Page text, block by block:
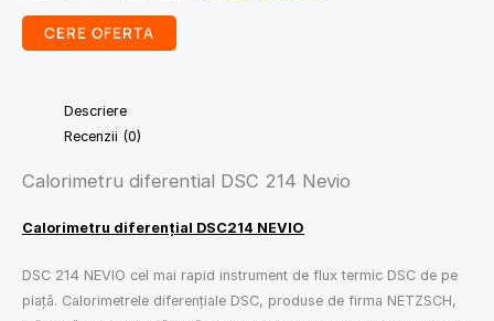
CERE OFERTA
Descriere
Recenzii (0)
Calorimetru diferential DSC 214 Nevio
Calorimetru diferențial DSC214 NEVIO
DSC 214 NEVIO cel mai rapid instrument de flux termic DSC de pe
piață. Calorimetrele diferențiale DSC, produse de firma NETZSCH,